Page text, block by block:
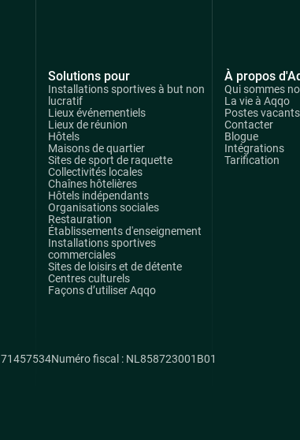
Solutions pour
Installations sportives à but non
lucratif
Lieux événementiels
Lieux de réunion
Hôtels
Maisons de quartier
Sites de sport de raquette
Collectivités locales
Chaînes hôtelières
Hôtels indépendants
Organisations sociales
Restauration
Établissements d'enseignement
Installations sportives
commerciales
Sites de loisirs et de détente
Centres culturels
Façons d’utiliser Aqqo
À propos
Qui sommes
La vie à Aqqo
Postes vacants
Contacter
Blogue
Intégrations
Tarification
71457534Numéro fiscal : NL858723001B01